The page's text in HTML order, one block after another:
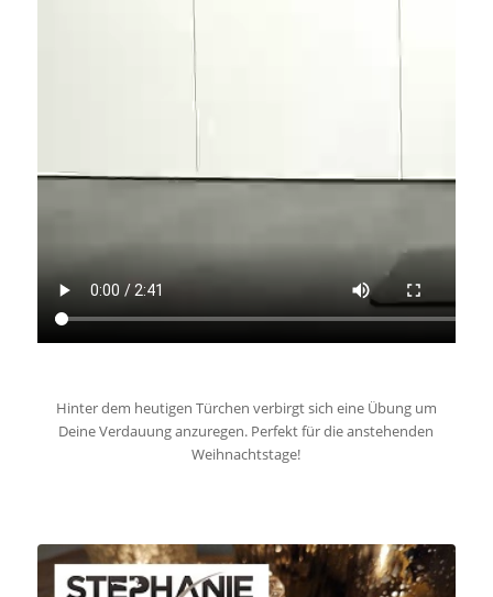
Hinter dem heutigen Türchen verbirgt sich eine Übung um
Deine Verdauung anzuregen. Perfekt für die anstehenden
Weihnachtstage!